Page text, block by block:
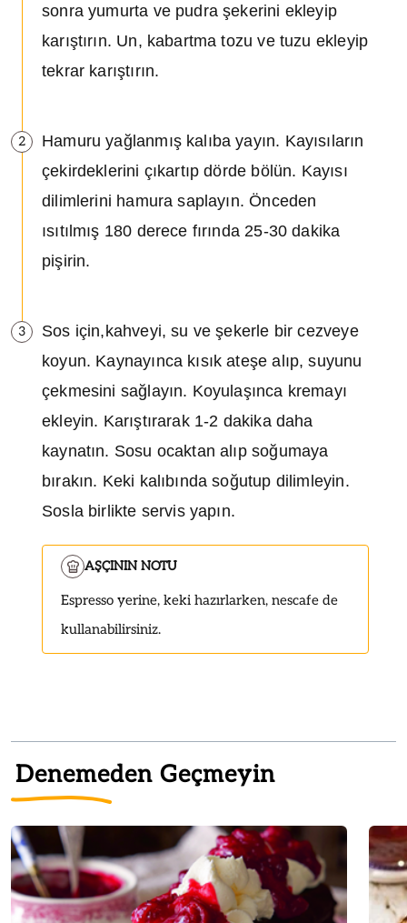
sonra yumurta ve pudra şekerini ekleyip
karıştırın. Un, kabartma tozu ve tuzu ekleyip
tekrar karıştırın.
2
Hamuru yağlanmış kalıba yayın. Kayısıların
çekirdeklerini çıkartıp dörde bölün. Kayısı
dilimlerini hamura saplayın. Önceden
ısıtılmış 180 derece fırında 25-30 dakika
pişirin.
3
Sos için,kahveyi, su ve şekerle bir cezveye
koyun. Kaynayınca kısık ateşe alıp, suyunu
çekmesini sağlayın. Koyulaşınca kremayı
ekleyin. Karıştırarak 1-2 dakika daha
kaynatın. Sosu ocaktan alıp soğumaya
bırakın. Keki kalıbında soğutup dilimleyin.
Sosla birlikte servis yapın.
AŞÇININ NOTU
Espresso yerine, keki hazırlarken, nescafe de
kullanabilirsiniz.
Denemeden Geçmeyin